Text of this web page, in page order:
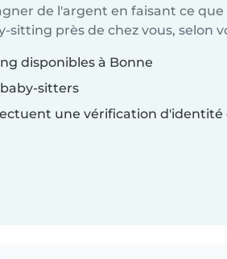
de l'argent en faisant ce que
sitting près de chez vous, selon
disponibles à Bonne
sitters
une vérification d'identité